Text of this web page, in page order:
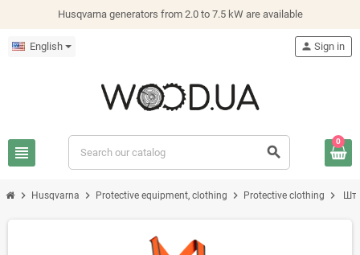
Husqvarna generators from 2.0 to 7.5 kW are available
English
view_headline search
person Sign in
0
chevron_right Husqvarna chevron_right Protective equipment, clothing chevron_right Protective clothing chevron_right